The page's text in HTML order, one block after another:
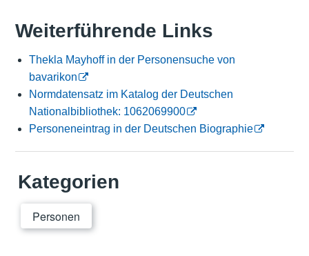
Weiterführende Links
Thekla Mayhoff in der Personensuche von
bavarikon
Normdatensatz im Katalog der Deutschen
Nationalbibliothek: 1062069900
Personeneintrag in der Deutschen Biographie
Kategorien
Personen